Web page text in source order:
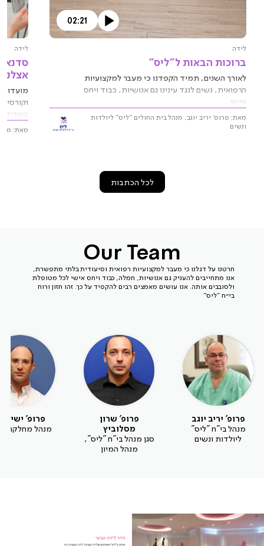
02:21
לידה
ברוכות הבאות ל"ליס"
לאורך השנים, תמיד הקפדנו כי מעבר למקצועיות
הרפואית, נשים לנגד עינינו גם אנושיות, כבוד ויחס
אישי.
מאת: פרופ' יריב יוגב, מנהל בית החולים "ליס" ליולדות
ונשים
לידה
בשבילך!
מאת:
לכל הכתבות
Our Team
חרטנו על דגלנו כי מעבר למקצועיות רפואית וסיעודית בלתי מתפשרת,
אנו מתחייבים להעניק גם אנושיות, חמלה, כבוד ויחס אישי לכל מטופלת
ולסובבים אותה. אנו עושים מאמצים רבים להקפיד על כך. זהו חזון ורוח
בי״ח "ליס"
פרופ' יריב יוגב
מנהל בי"ח "ליס"
ליולדות ונשים
פרופ' שרון
מסלוביץ
סגן מנהל בי"ח "ליס",
מנהל המיון
פרופ' ישי
מנהל מחלקת